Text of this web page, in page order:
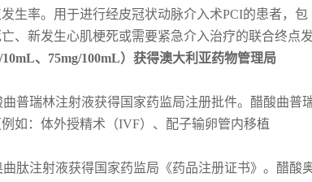
生率。用于进行经皮冠状动脉介入术PCI的患者，包
、新发生心肌梗死或需要紧急介入治疗的联合终点发
、75mg/100mL）获得澳大利亚药物管理局
普瑞林注射液获得国家药监局注册批件。醋酸曲普
如：体外授精术（IVF）、配子输卵管内移植
肽注射液获得国家药监局《药品注册证书》。醋酸